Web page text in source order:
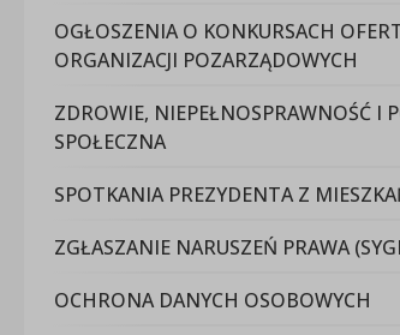
OGŁOSZENIA O KONKURSACH
ORGANIZACJI POZARZĄDOWYCH
ZDROWIE, NIEPEŁNOSPRAWNOŚĆ I
SPOŁECZNA
SPOTKANIA PREZYDENTA Z
ZGŁASZANIE NARUSZEŃ PRAWA
OCHRONA DANYCH OSOBOWYCH